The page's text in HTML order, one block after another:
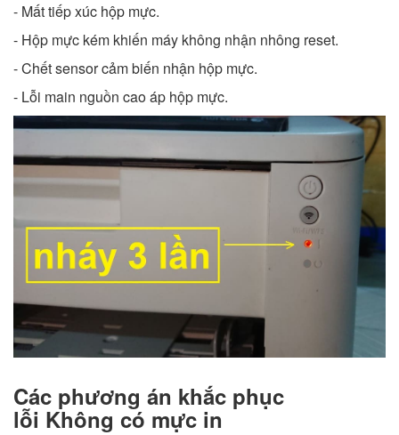
- Mất tiếp xúc hộp mực.
- Hộp mực kém khiến máy không nhận nhông reset.
- Chết sensor cảm biến nhận hộp mực.
- Lỗi main nguồn cao áp hộp mực.
Các phương án khắc phục
lỗi Không có mực in